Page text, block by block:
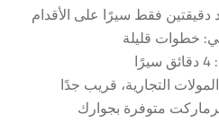
فقط سيرًا على الأقدام
خطوات قليلة
التجارية، قريب جدًا
متوفرة بجوارك